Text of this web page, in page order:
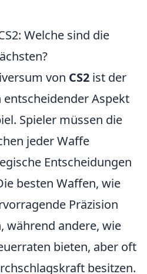
Welche sind die
von CS2 ist der
Aspekt
Spieler müssen die
jeder Waffe
Entscheidungen
besten Waffen, wie
Präzision
während andere, wie
bieten, aber oft
besitzen.